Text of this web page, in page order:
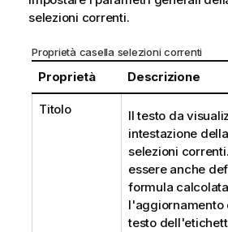
selezioni correnti.
Proprietà casella selezioni correnti
Proprietà Descrizione
Titolo
Il testo da
intestazione
selezioni
essere anche
formula
l'aggiornamento
testo